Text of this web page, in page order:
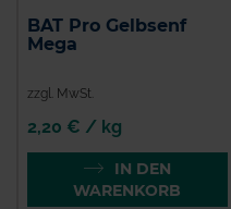
BAT Pro Gelbsenf
Mega
zzgl. MwSt.
2,20 € / kg
IN DEN
WARENKORB